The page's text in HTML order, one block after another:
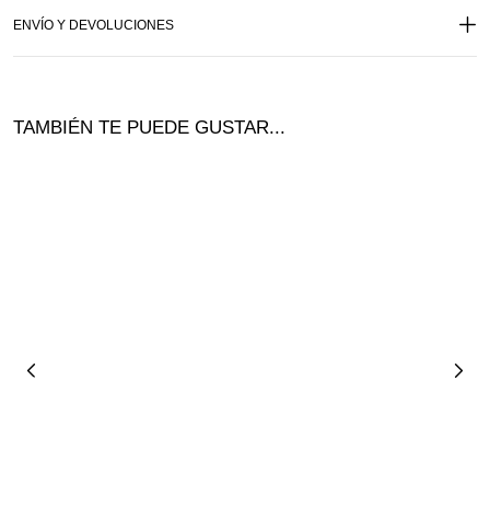
ENVÍO Y DEVOLUCIONES
TAMBIÉN TE PUEDE GUSTAR...